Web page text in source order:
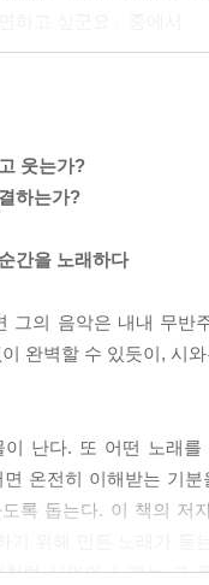
람도 사라졌다. 널리
앨범들, 이미 존재하
. ‘고생스럽고 버거워
는 마음을 조금 내려놓
는 않겠지만.
내다가도 무대에 오르
때가 있었고, 심장의 쿵
웃는가?
하는가?
간을 노래하다
그의 음악은 내내 무
완벽할 수 있듯이, 시
난다. 또 어떤 노래
온전히 이해받는 기
록 돕는다. 이 책의
처럼 시와의 노래는 그